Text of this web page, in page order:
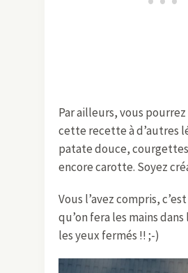
Par ailleurs, vous
cette recette à d’autres
patate douce,
encore carotte. Soyez
Vous l’avez compris,
qu’on fera les mains
les yeux fermés !! ;-)